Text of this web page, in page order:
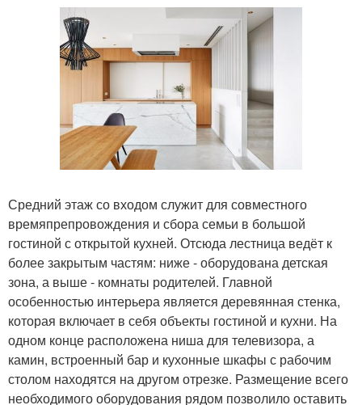
Средний этаж со входом служит для совместного
времяпрепровождения и сбора семьи в большой
гостиной с открытой кухней. Отсюда лестница ведёт к
более закрытым частям: ниже - оборудована детская
зона, а выше - комнаты родителей. Главной
особенностью интерьера является деревянная стенка,
которая включает в себя объекты гостиной и кухни. На
одном конце расположена ниша для телевизора, а
камин, встроенный бар и кухонные шкафы с рабочим
столом находятся на другом отрезке. Размещение всего
необходимого оборудования рядом позволило оставить